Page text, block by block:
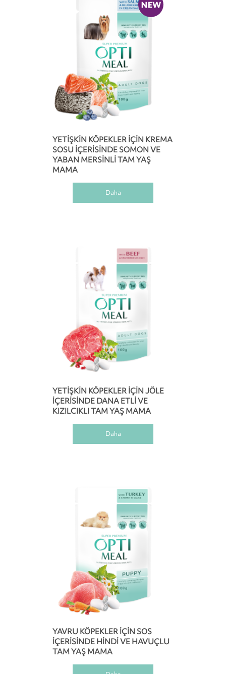
YETIŞKIN KÖPEKLER IÇIN KREMA
SOSU IÇERISINDE SOMON VE
YABAN MERSINLI TAM YAŞ
MAMA
Daha
YETIŞKIN KÖPEKLER IÇIN JÖLE
IÇERISINDE DANA ETLI VE
KIZILCIKLI TAM YAŞ MAMA
Daha
YAVRU KÖPEKLER IÇIN SOS
IÇERISINDE HINDI VE HAVUÇLU
TAM YAŞ MAMA